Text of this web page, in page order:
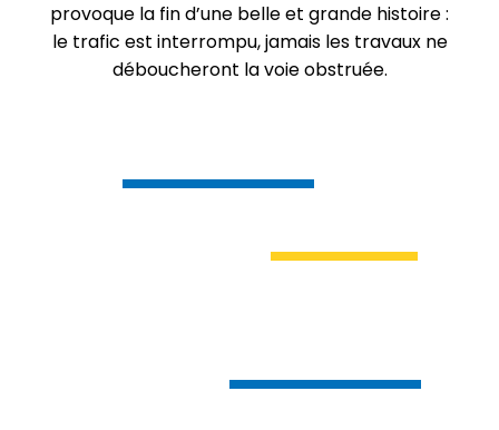
provoque la fin d’une belle et grande histoire :
le trafic est interrompu, jamais les travaux ne
déboucheront la voie obstruée.